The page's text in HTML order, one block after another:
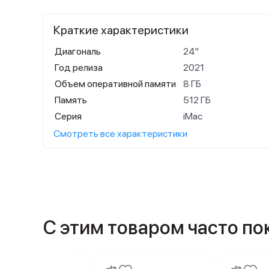
Краткие характеристики
Диагональ
24"
Год релиза
2021
Объем оперативной памяти
8 ГБ
Память
512 ГБ
Серия
iMac
Смотреть все характеристики
С этим товаром часто